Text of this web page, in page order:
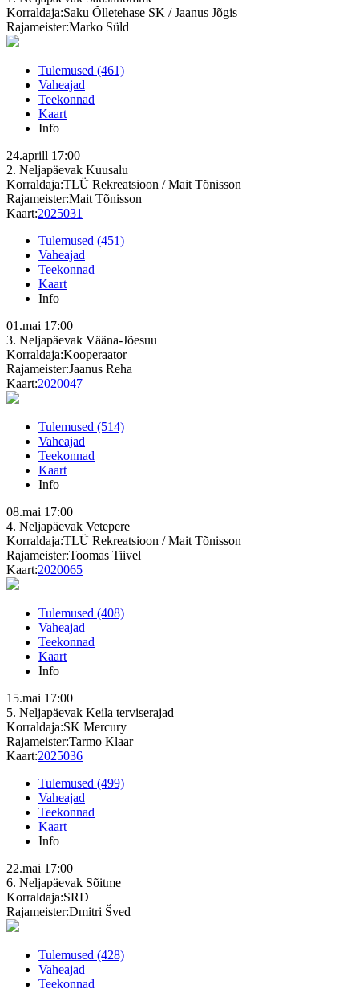
Korraldaja:Saku Õlletehase SK / Jaanus Jõgis
Rajameister:Marko Süld
Tulemused (461)
Vaheajad
Teekonnad
Kaart
Info
24.aprill 17:00
2. Neljapäevak Kuusalu
Korraldaja:TLÜ Rekreatsioon / Mait Tõnisson
Rajameister:Mait Tõnisson
Kaart:2025031
Tulemused (451)
Vaheajad
Teekonnad
Kaart
Info
01.mai 17:00
3. Neljapäevak Vääna-Jõesuu
Korraldaja:Kooperaator
Rajameister:Jaanus Reha
Kaart:2020047
Tulemused (514)
Vaheajad
Teekonnad
Kaart
Info
08.mai 17:00
4. Neljapäevak Vetepere
Korraldaja:TLÜ Rekreatsioon / Mait Tõnisson
Rajameister:Toomas Tiivel
Kaart:2020065
Tulemused (408)
Vaheajad
Teekonnad
Kaart
Info
15.mai 17:00
5. Neljapäevak Keila terviserajad
Korraldaja:SK Mercury
Rajameister:Tarmo Klaar
Kaart:2025036
Tulemused (499)
Vaheajad
Teekonnad
Kaart
Info
22.mai 17:00
6. Neljapäevak Sõitme
Korraldaja:SRD
Rajameister:Dmitri Šved
Tulemused (428)
Vaheajad
Teekonnad